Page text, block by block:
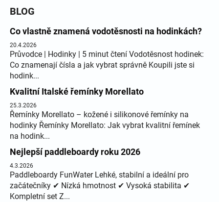
BLOG
Co vlastně znamená vodotěsnosti na hodinkách?
20.4.2026
Průvodce | Hodinky | 5 minut čtení Vodotěsnost hodinek:
Co znamenají čísla a jak vybrat správně Koupili jste si
hodink...
Kvalitní Italské řemínky Morellato
25.3.2026
Řemínky Morellato – kožené i silikonové řemínky na
hodinky Řemínky Morellato: Jak vybrat kvalitní řemínek
na hodink...
Nejlepší paddleboardy roku 2026
4.3.2026
Paddleboardy FunWater Lehké, stabilní a ideální pro
začátečníky ✔ Nízká hmotnost ✔ Vysoká stabilita ✔
Kompletní set Z...